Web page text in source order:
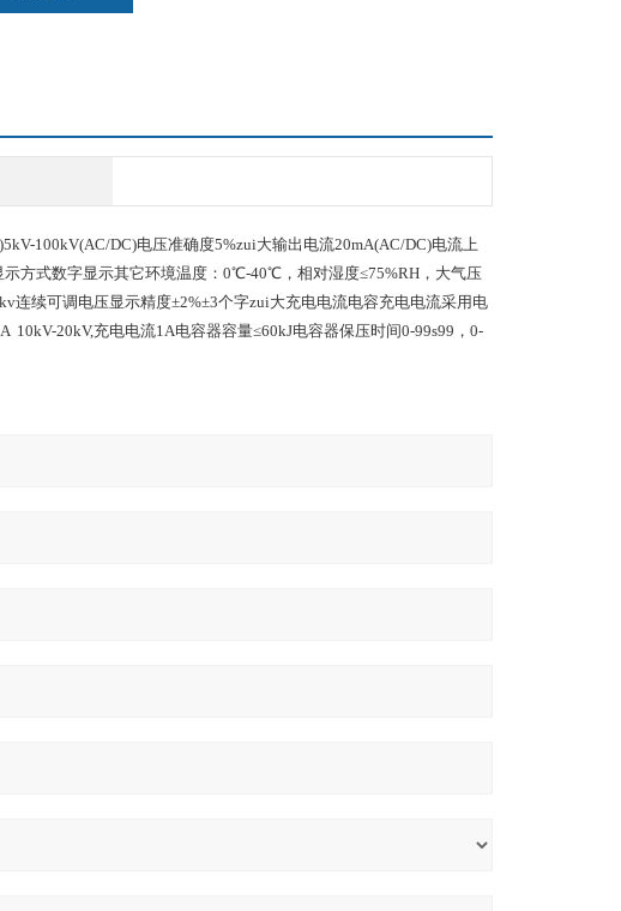
100kV(AC/DC)电压准确度5%zui大输出电流20mA(AC/DC)电流上
示方式数字显示其它环境温度：0℃-40℃，相对湿度≤75%RH，大气压
连续可调电压显示精度±2%±3个字zui大充电电流电容充电电流采用电
20kV,充电电流1A电容器容量≤60kJ电容器保压时间0-99s99，0-